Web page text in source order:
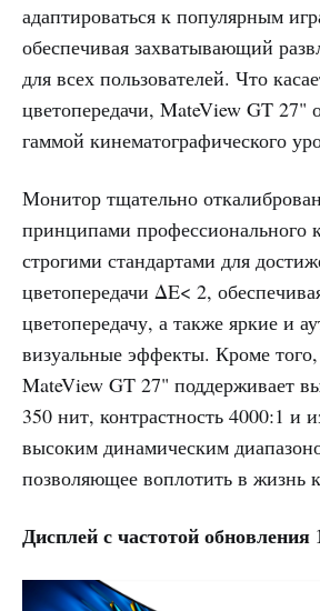
адаптироваться к популярным
обеспечивая захватывающий
для всех пользователей. Что
цветопередачи, MateView GT 27"
гаммой кинематографического
Монитор тщательно
принципами профессионального
строгими стандартами для
цветопередачи ΔE< 2,
цветопередачу, а также яркие и
визуальные эффекты. Кроме
MateView GT 27" поддерживает
350 нит, контрастность 4000:1 и
высоким динамическим
позволяющее воплотить в жизнь
Дисплей с частотой обновления